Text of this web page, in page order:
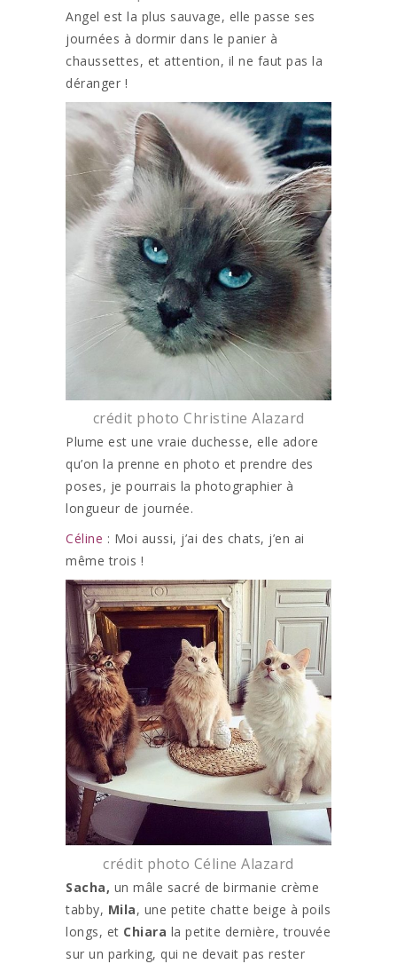
Angel est la plus sauvage, elle passe ses
journées à dormir dans le panier à
chaussettes, et attention, il ne faut pas la
déranger !
crédit photo Christine Alazard
Plume est une vraie duchesse, elle adore
qu’on la prenne en photo et prendre des
poses, je pourrais la photographier à
longueur de journée.
Céline : Moi aussi, j’ai des chats, j’en ai
même trois !
crédit photo Céline Alazard
Sacha, un mâle sacré de birmanie crème
tabby, Mila, une petite chatte beige à poils
longs, et Chiara la petite dernière, trouvée
sur un parking, qui ne devait pas rester